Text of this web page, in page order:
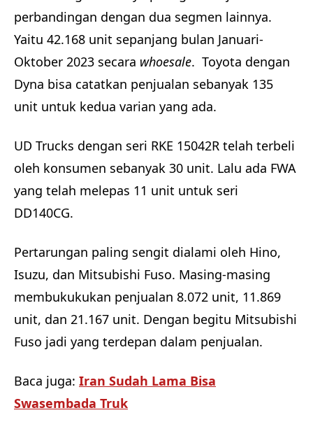
perbandingan dengan dua segmen lainnya.
Yaitu 42.168 unit sepanjang bulan Januari-
Oktober 2023 secara whoesale. Toyota dengan
Dyna bisa catatkan penjualan sebanyak 135
unit untuk kedua varian yang ada.
UD Trucks dengan seri RKE 15042R telah terbeli
oleh konsumen sebanyak 30 unit. Lalu ada FWA
yang telah melepas 11 unit untuk seri
DD140CG.
Pertarungan paling sengit dialami oleh Hino,
Isuzu, dan Mitsubishi Fuso. Masing-masing
membukukukan penjualan 8.072 unit, 11.869
unit, dan 21.167 unit. Dengan begitu Mitsubishi
Fuso jadi yang terdepan dalam penjualan.
Baca juga: Iran Sudah Lama Bisa
Swasembada Truk